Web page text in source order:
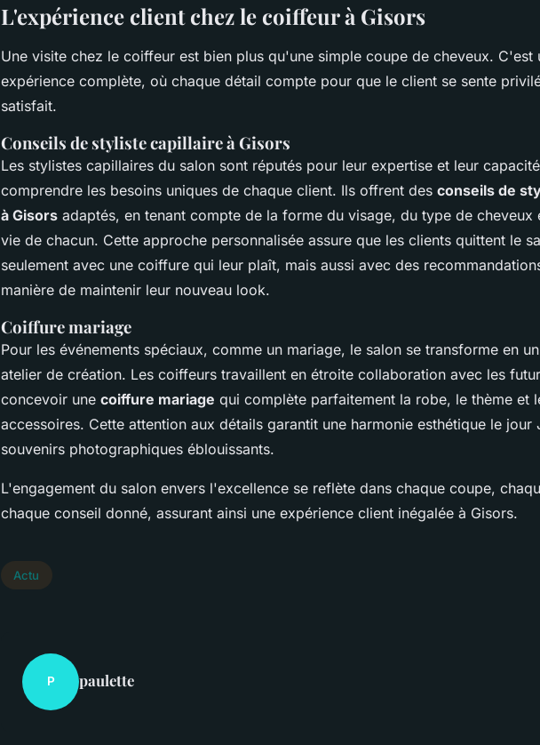
L'expérience client chez le coiffeur à Gisors
Une visite chez le coiffeur est bien plus qu'une simple coupe de cheveux. C'est
expérience complète, où chaque détail compte pour que le client se sente
satisfait.
Conseils de styliste capillaire à Gisors
Les stylistes capillaires du salon sont réputés pour leur expertise et leur
comprendre les besoins uniques de chaque client. Ils offrent des conseils de
à Gisors adaptés, en tenant compte de la forme du visage, du type de cheveux
vie de chacun. Cette approche personnalisée assure que les clients quittent le
seulement avec une coiffure qui leur plaît, mais aussi avec des
manière de maintenir leur nouveau look.
Coiffure mariage
Pour les événements spéciaux, comme un mariage, le salon se transforme en
atelier de création. Les coiffeurs travaillent en étroite collaboration avec les
concevoir une coiffure mariage qui complète parfaitement la robe, le thème et
accessoires. Cette attention aux détails garantit une harmonie esthétique le jour
souvenirs photographiques éblouissants.
L'engagement du salon envers l'excellence se reflète dans chaque coupe,
chaque conseil donné, assurant ainsi une expérience client inégalée à Gisors.
Actu
P paulette